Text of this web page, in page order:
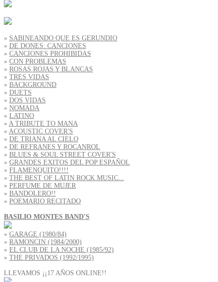
» SABINEANDO QUE ES GERUNDIO
» DE DONES: CANCIONES
» CANCIONES PROHIBIDAS
» CON PROBLEMAS
» ROSAS ROJAS Y BLANCAS
» TRES VIDAS
» BACKGROUND
» DUETS
» DOS VIDAS
» NOMADA
» LATINO
» A TRIBUTE TO MANA
» ACOUSTIC COVER'S
» DE TRIANA AL CIELO
» DE REFRANES Y ROCANROL
» BLUES & SOUL STREET COVER'S
» GRANDES EXITOS DEL POP ESPAÑOL
» FLAMENQUITO!!!!
» THE BEST OF LATIN ROCK MUSIC...
» PERFUME DE MUJER
» BANDOLERO!!
» POEMARIO RECITADO
BASILIO MONTES BAND'S
» GARAGE (1980/84)
» RAMONCIN (1984/2000)
» EL CLUB DE LA NOCHE (1985/92)
» THE PRIVADOS (1992/1995)
LLEVAMOS ¡¡17 AÑOS ONLINE!!